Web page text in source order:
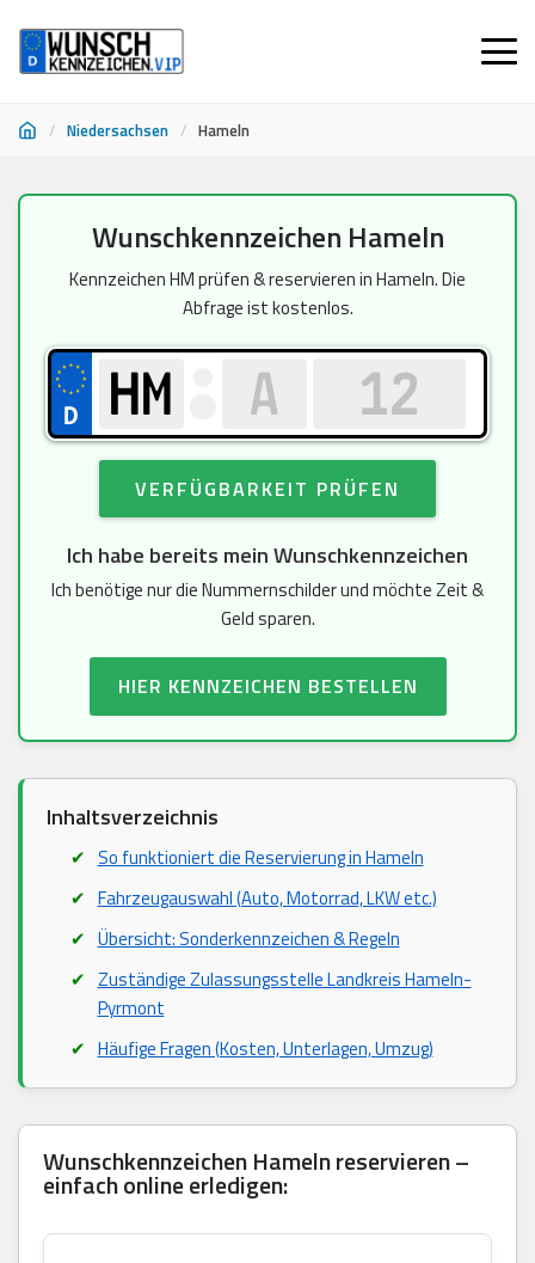
/ Niedersachsen / Hameln
springen
Wunschkennzeichen Hameln
Kennzeichen HM prüfen & reservieren in Hameln. Die
Abfrage ist kostenlos.
VERFÜGBARKEIT PRÜFEN
Ich habe bereits mein Wunschkennzeichen
Ich benötige nur die Nummernschilder und möchte Zeit &
Geld sparen.
HIER KENNZEICHEN BESTELLEN
Inhaltsverzeichnis
So funktioniert die Reservierung in Hameln
Fahrzeugauswahl (Auto, Motorrad, LKW etc.)
Übersicht: Sonderkennzeichen & Regeln
Zuständige Zulassungsstelle Landkreis Hameln-
Pyrmont
Häufige Fragen (Kosten, Unterlagen, Umzug)
Wunschkennzeichen Hameln reservieren –
einfach online erledigen: